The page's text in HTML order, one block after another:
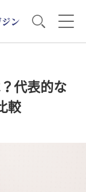
のポイント
大事なこと
代表的な
較